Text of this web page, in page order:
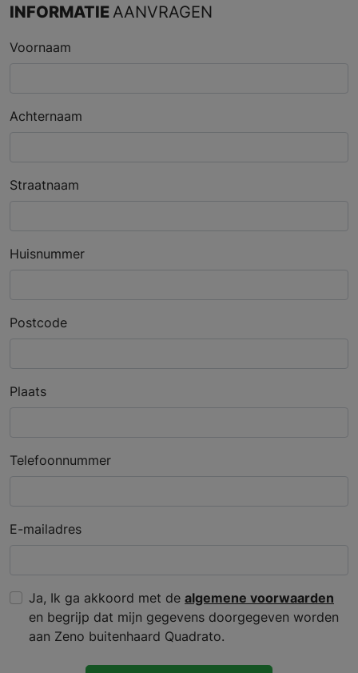
INFORMATIE AANVRAGEN
Voornaam
Achternaam
Straatnaam
Huisnummer
Postcode
Plaats
Telefoonnummer
E-mailadres
Ja, Ik ga akkoord met de algemene voorwaarden
en begrijp dat mijn gegevens doorgegeven worden
aan Zeno buitenhaard Quadrato.